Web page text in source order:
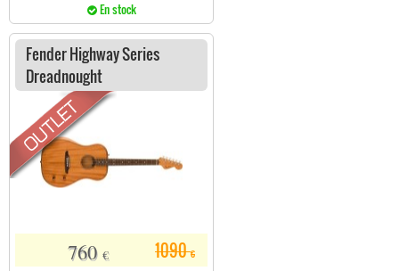
En stock
Fender Highway Series
Dreadnought
1090€
760 €